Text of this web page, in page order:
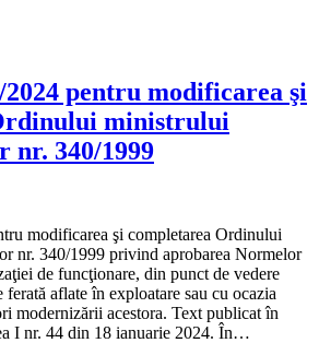
pentru modificarea şi
ministrului
340/1999
modificarea şi completarea Ordinului
nr. 340/1999 privind aprobarea Normelor
de funcţionare, din punct de vedere
aflate în exploatare sau cu ocazia
modernizării acestora. Text publicat în
I nr. 44 din 18 ianuarie 2024. În…